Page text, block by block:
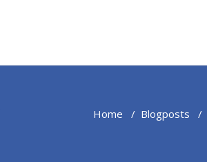
Home / Blogposts /